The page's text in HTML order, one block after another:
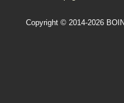
Copyright © 2014-2026